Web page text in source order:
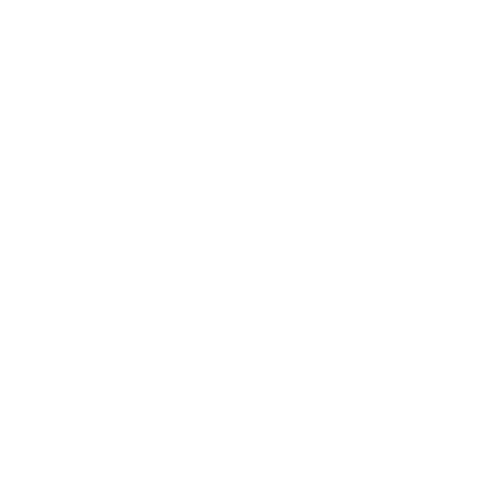
novedades del mercado de La Liga